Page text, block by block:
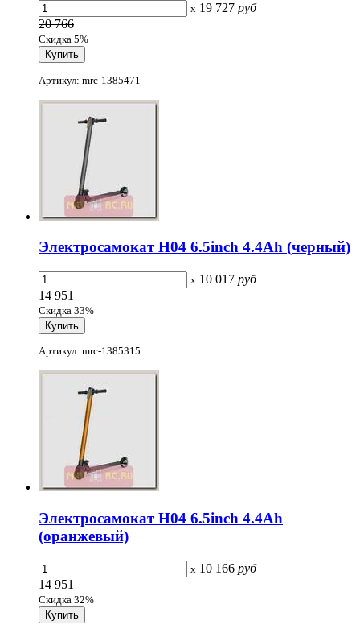
x 19 727 руб
20 766
Скидка 5%
Артикул: mrc-1385471
Электросамокат H04 6.5inch 4.4Ah (черный)
x 10 017 руб
14 951
Скидка 33%
Артикул: mrc-1385315
Электросамокат H04 6.5inch 4.4Ah
(оранжевый)
x 10 166 руб
14 951
Скидка 32%